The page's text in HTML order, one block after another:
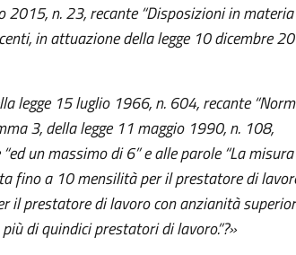
2015, n. 23, recante “Disposizioni in
in attuazione della legge 10 dicembre
legge 15 luglio 1966, n. 604, recante
3, della legge 11 maggio 1990, n. 108,
un massimo di 6” e alle parole “La misura
fino a 10 mensilità per il prestatore di
il prestatore di lavoro con anzianità
di quindici prestatori di lavoro.”?»